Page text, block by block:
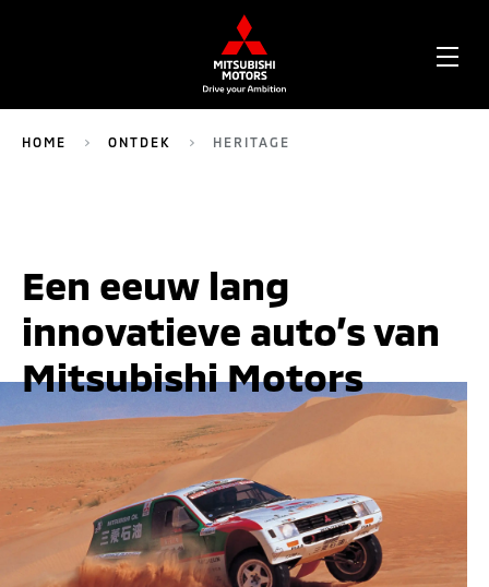
HOME ONTDEK HERITAGE
Een eeuw lang
innovatieve auto’s van
Mitsubishi Motors